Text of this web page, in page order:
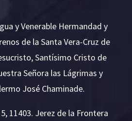
y Venerable Hermandad y
de la Santa Vera-Cruz de
Santísimo Cristo de
Señora las Lágrimas y
José Chaminade.
5, 11403. Jerez de la Frontera